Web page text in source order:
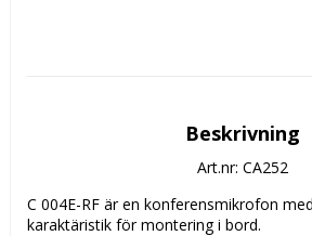
Beskrivning
Art.nr: CA252
C 004E-RF är en konferensmikrofon
karaktäristik för montering i bord.